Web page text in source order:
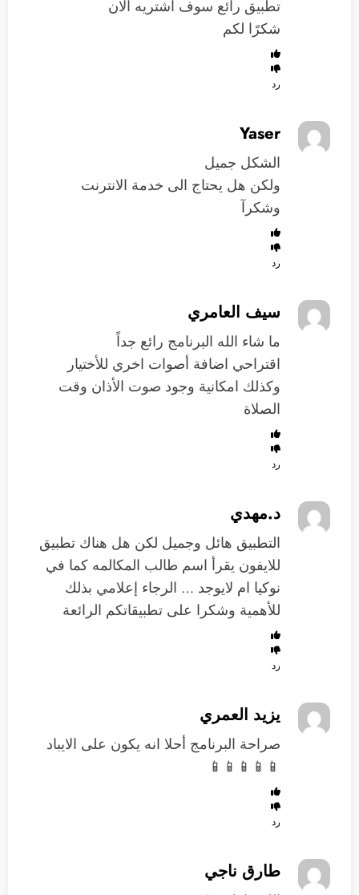
تطبيق رائع سوف اشتريه الان
شكرًا لكم
رد
Yaser
الشكل جميل
ولكن هل يحتاج الى خدمة الانترنت
وشكرآ
رد
سيف العامري
ما شاء الله البرنامج رائع جداً
اقتراحي اضافة أصوات اخري للأختيار
وكذلك امكانية وجود صوت الأذان وقت
الصلاة
رد
د.مهدي
التطبيق هائل وجميل لكن هل هناك تطبيق
للايفون يقرأ اسم طالب المكالمه كما في
نوكيا ام لايوجد … الرجاء إعلامي بذلك
للأهمية وشكرا على تطبيقاتكم الرائعة
رد
يزيد العمري
صراحة البرنامج أحلا انه يكون على الايباد
📱📱📱📱📱
رد
طارق ناجي